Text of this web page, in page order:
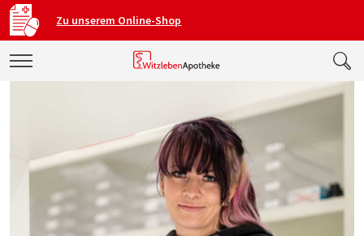
Zu unserem Online-Shop